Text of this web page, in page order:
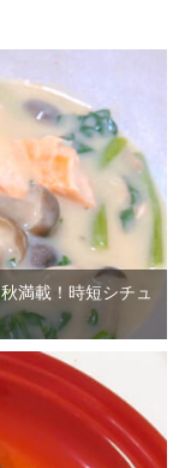
満載！時短シチュ